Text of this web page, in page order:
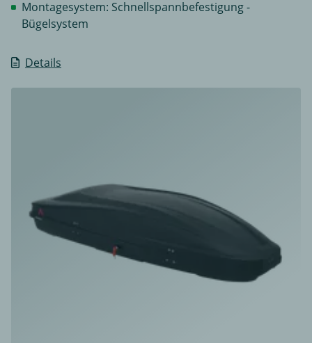
Details
Montagesystem: Schnellspannbefestigung -
Bügelsystem